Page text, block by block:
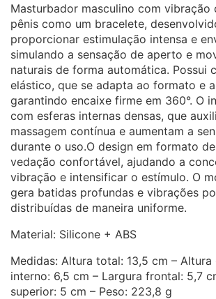
Masturbador masculino com vibração
pênis como um bracelete,
proporcionar estimulação intensa e
simulando a sensação de aperto e
naturais de forma automática. Possui
elástico, que se adapta ao formato e
garantindo encaixe firme em 360°. O
com esferas internas densas, que
massagem contínua e aumentam a
durante o uso.O design em formato
vedação confortável, ajudando a
vibração e intensificar o estímulo. O
gera batidas profundas e vibrações
distribuídas de maneira uniforme.
Material: Silicone + ABS
Medidas: Altura total: 13,5 cm – Altura
interno: 6,5 cm – Largura frontal: 5,7
superior: 5 cm – Peso: 223,8 g